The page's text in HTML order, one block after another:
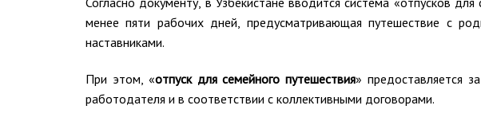
менее пяти рабочих дней, предусматривающая путешествие с
наставниками.
При этом, «отпуск для семейного путешествия» предоставляется
работодателя и в соответствии с коллективными договорами.